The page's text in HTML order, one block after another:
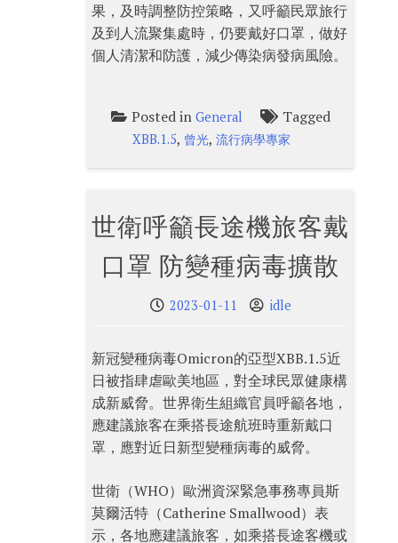
果，及時調整防控策略，又呼籲民眾旅行
及到人流聚集處時，仍要戴好口罩，做好
個人清潔和防護，減少傳染病發病風險。
Posted in General Tagged
XBB.1.5, 曾光,流行病學專家
世衛呼籲長途機旅客戴
口罩 防變種病毒擴散
2023-01-11 idle
新冠變種病毒Omicron的亞型XBB.1.5近
日被指肆虐歐美地區，對全球民眾健康構
成新威脅。世界衛生組織官員呼籲各地，
應建議旅客在乘搭長途航班時重新戴口
罩，應對近日新型變種病毒的威脅。
世衛（WHO）歐洲資深緊急事務專員斯
莫爾活特（Catherine Smallwood）表
示，各地應建議旅客，如乘搭長途客機或